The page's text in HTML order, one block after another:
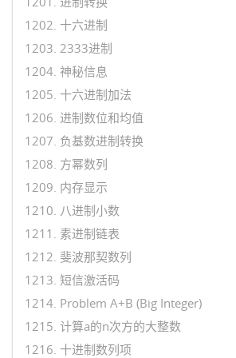
1202. 十六进制
1203. 2333进制
1204. 神秘信息
1205. 十六进制加法
1206. 进制数位和均值
1207. 负基数进制转换
1208. 方幂数列
1209. 内存显示
1210. 八进制小数
1211. 素进制链表
1212. 斐波那契数列
1213. 短信激活码
1214. Problem A+B (Big Integer)
1215. 计算a的n次方的大整数
1216. 十进制数列项